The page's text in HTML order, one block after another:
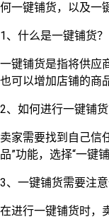
何一键铺货，以及一
1、什么是一键铺货？
一键铺货是指将供应
也可以增加店铺的商
2、如何进行一键铺货
卖家需要找到自己信
品”功能，选择“一键
3、一键铺货需要注意
在进行一键铺货时，